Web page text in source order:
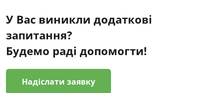
У Вас виникли додаткові
запитання?
Будемо раді допомогти!
Надіслати заявку